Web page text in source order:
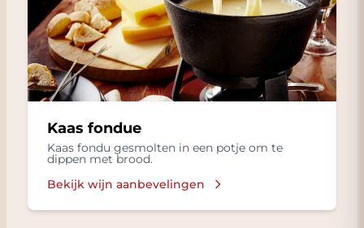
Kaas fondue
Kaas fondu gesmolten in een potje om te
dippen met brood.
Bekijk wijn aanbevelingen